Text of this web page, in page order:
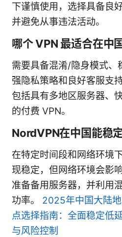
下谨慎使用，选择具备良
并避免从事违法活动。
哪个 VPN 最适合在中
需要具备混淆/隐身模式、
强隐私策略和良好客服支
包括具有多地区服务器、
的付费 VPN。
NordVPN在中国能稳
在特定时间段和网络环境
现稳定，但网络环境会影
准备备用服务器，并利用
功率。 2025年中国大陆
点选择指南：全面稳定低
与风险控制